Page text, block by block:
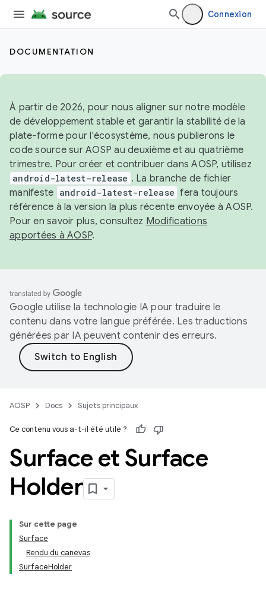
Connexion
DOCUMENTATION
À partir de 2026, pour nous aligner sur notre modèle
de développement stable et garantir la stabilité de la
plate-forme pour l'écosystème, nous publierons le
code source sur AOSP au deuxième et au quatrième
trimestre. Pour créer et contribuer dans AOSP, utilisez
android-latest-release . La branche de fichier
manifeste android-latest-release fera toujours
référence à la version la plus récente envoyée à AOSP.
Pour en savoir plus, consultez Modifications
apportées à AOSP.
Google utilise la technologie IA pour traduire le
contenu dans votre langue préférée. Les traductions
générées par IA peuvent contenir des erreurs.
AOSP Docs Sujets principaux
Ce contenu vous a-t-il été utile ?
Surface et Surface
Holder
Sur cette page
Surface
Rendu du canevas
SurfaceHolder